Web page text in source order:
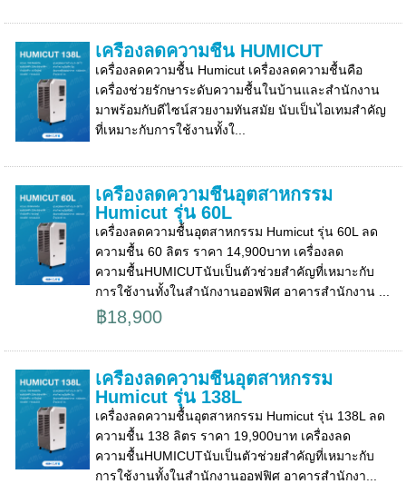
เครื่องลดความชื้น HUMICUT
เครื่องลดความชื้น Humicut เครื่องลดความชื้นคือ
เครื่องช่วยรักษาระดับความชื้นในบ้านและสำนักงาน
มาพร้อมกับดีไซน์สวยงามทันสมัย นับเป็นไอเทมสำคัญ
ที่เหมาะกับการใช้งานทั้งใ...
เครื่องลดความชื้นอุตสาหกรรม
Humicut รุ่น 60L
เครื่องลดความชื้นอุตสาหกรรม Humicut รุ่น 60L ลด
ความชื้น 60 ลิตร ราคา 14,900บาท เครื่องลด
ความชื้นHUMICUTนับเป็นตัวช่วยสำคัญที่เหมาะกับ
การใช้งานทั้งในสำนักงานออฟฟิศ อาคารสำนักงาน ...
฿18,900
เครื่องลดความชื้นอุตสาหกรรม
Humicut รุ่น 138L
เครื่องลดความชื้นอุตสาหกรรม Humicut รุ่น 138L ลด
ความชื้น 138 ลิตร ราคา 19,900บาท เครื่องลด
ความชื้นHUMICUTนับเป็นตัวช่วยสำคัญที่เหมาะกับ
การใช้งานทั้งในสำนักงานออฟฟิศ อาคารสำนักงา...